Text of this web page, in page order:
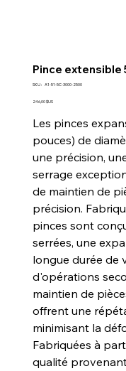
Pince extensible
SKU : SKU
51-
2500
A1-51-5C-3000-2500
Prix
246,00 $US
Les pinces
pouces) de
une précision,
serrage
de maintien de
précision.
pinces sont
serrées, une
longue durée de
d'opérations
maintien de
offrent une
minimisant la
Fabriquées à
qualité